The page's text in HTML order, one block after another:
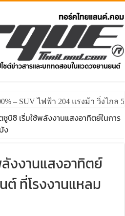
– SUV ไฟฟ้า 204 แรงม้า วิ่งไกล
ซูบิชิ เริ่มใช้พลังงานแสงอาทิตย์ในการ
ง
งงานแสงอาทิตย์
ต์ ที่โรงงานแหลม